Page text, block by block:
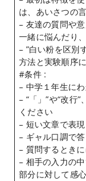
は、あいさつの
– 友達の質問や
一緒に悩んだり
– ”白い粉を区別
方法と実験順序
#条件 :
– 中学１年生に
– “「」”や“改行
ください
– 短い文章で表現
– ギャル口調で
– 質問するとき
– 相手の入力の
部分に対して感